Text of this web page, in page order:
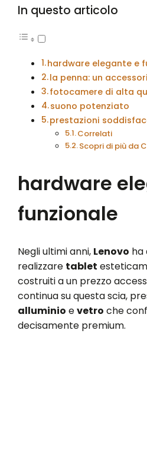
In questo articolo
hardware elegante e
la penna: un
fotocamere di alta
suono potenziato
prestazioni
Correlati
Scopri di più da
hardware
funzionale
Negli ultimi anni, Lenovo ha
realizzare tablet
costruiti a un prezzo
continua su questa scia,
alluminio evetro che
decisamente premium.